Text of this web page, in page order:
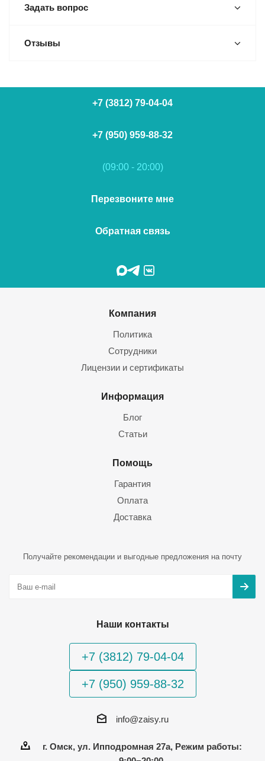
Задать вопрос
Отзывы
+7 (3812) 79-04-04
+7 (950) 959-88-32
(09:00 - 20:00)
Перезвоните мне
Обратная связь
Компания
Политика
Сотрудники
Лицензии и сертификаты
Информация
Блог
Статьи
Помощь
Гарантия
Оплата
Доставка
Получайте рекомендации и выгодные предложения на почту
Наши контакты
+7 (3812) 79-04-04
+7 (950) 959-88-32
info@zaisy.ru
г. Омск, ул. Ипподромная 27а, Режим работы: